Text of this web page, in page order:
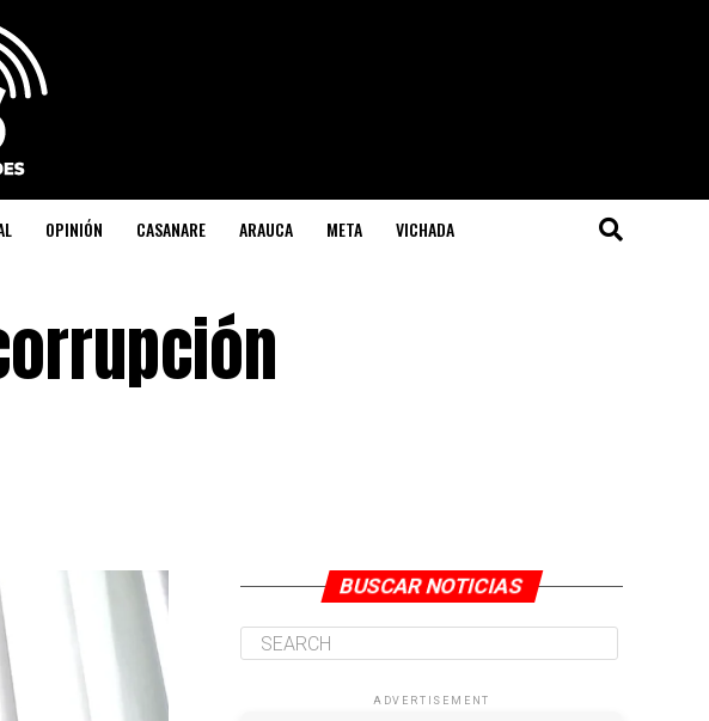
OPINIÓN CASANARE ARAUCA META VICHADA
BUSCAR NOTICIAS
ADVERTISEMENT